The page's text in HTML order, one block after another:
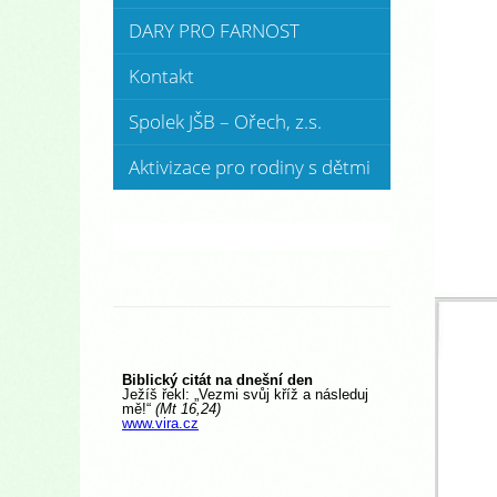
DARY PRO FARNOST
Kontakt
Spolek JŠB – Ořech, z.s.
Aktivizace pro rodiny s dětmi